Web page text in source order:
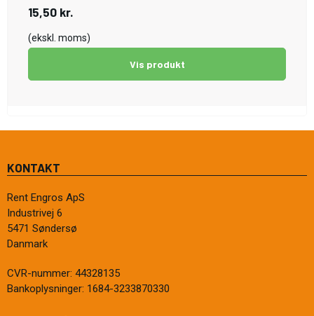
15,50 kr.
(ekskl. moms)
Vis produkt
KONTAKT
Rent Engros ApS
Industrivej 6
5471 Søndersø
Danmark
CVR-nummer: 44328135
Bankoplysninger: 1684-3233870330